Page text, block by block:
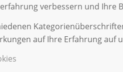
verbessern und Ihre
auf Ihre Erfahrung